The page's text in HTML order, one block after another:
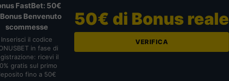
FastBet: 50€
Benvenuto
scommesse
Inserisci il codice
in fase di
ricevi il
gratis sul primo
fino a 50€
50€ di Bonus reale
VERIFICA